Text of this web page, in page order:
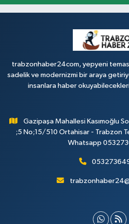
trabzonhaber24com, yepyeni
sadelik ve modernizmi bir araya
insanlara haber
Gazipaşa Mahallesi Kasımoğlu
;5 No;15/510 Ortahisar - Trabzon
Whatsapp